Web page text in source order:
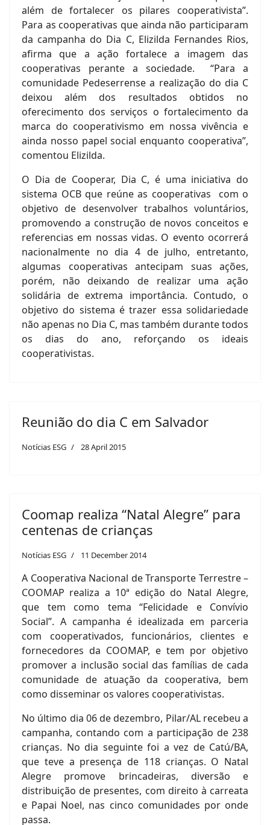
além de fortalecer os pilares cooperativista”.
Para as cooperativas que ainda não participaram
da campanha do Dia C, Elizilda Fernandes Rios,
afirma que a ação fortalece a imagem das
cooperativas perante a sociedade. “Para a
comunidade Pedeserrense a realização do dia C
deixou além dos resultados obtidos no
oferecimento dos serviços o fortalecimento da
marca do cooperativismo em nossa vivência e
ainda nosso papel social enquanto cooperativa”,
comentou Elizilda.
O Dia de Cooperar, Dia C, é uma iniciativa do
sistema OCB que reúne as cooperativas com o
objetivo de desenvolver trabalhos voluntários,
promovendo a construção de novos conceitos e
referencias em nossas vidas. O evento ocorrerá
nacionalmente no dia 4 de julho, entretanto,
algumas cooperativas antecipam suas ações,
porém, não deixando de realizar uma ação
solidária de extrema importância. Contudo, o
objetivo do sistema é trazer essa solidariedade
não apenas no Dia C, mas também durante todos
os dias do ano, reforçando os ideais
cooperativistas.
Reunião do dia C em Salvador
Notícias ESG 28 April 2015
Coomap realiza “Natal Alegre” para
centenas de crianças
Notícias ESG 11 December 2014
A Cooperativa Nacional de Transporte Terrestre –
COOMAP realiza a 10ª edição do Natal Alegre,
que tem como tema “Felicidade e Convívio
Social”. A campanha é idealizada em parceria
com cooperativados, funcionários, clientes e
fornecedores da COOMAP, e tem por objetivo
promover a inclusão social das famílias de cada
comunidade de atuação da cooperativa, bem
como disseminar os valores cooperativistas.
No último dia 06 de dezembro, Pilar/AL recebeu a
campanha, contando com a participação de 238
crianças. No dia seguinte foi a vez de Catú/BA,
que teve a presença de 118 crianças. O Natal
Alegre promove brincadeiras, diversão e
distribuição de presentes, com direito à carreata
e Papai Noel, nas cinco comunidades por onde
passa.